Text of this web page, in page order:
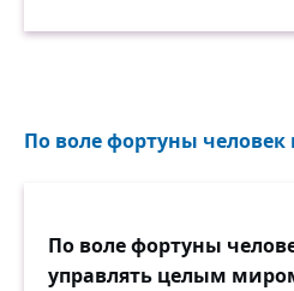
По воле фортуны
По воле фортуны
управлять целым